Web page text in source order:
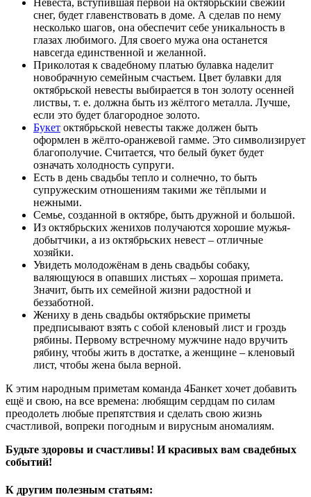
Невеста, вступившая первой на октябрьский свежий
снег, будет главенствовать в доме. А сделав по нему
несколько шагов, она обеспечит себе уникальность в
глазах любимого. Для своего мужа она останется
навсегда единственной и желанной.
Приколотая к свадебному платью булавка наделит
новобрачную семейным счастьем. Цвет булавки для
октябрьской невесты выбирается в тон золоту осенней
листвы, т. е. должна быть из жёлтого металла. Лучше,
если это будет благородное золото.
Букет октябрьской невесты также должен быть
оформлен в жёлто-оранжевой гамме. Это символизирует
благополучие. Считается, что белый букет будет
означать холодность супруги.
Есть в день свадьбы тепло и солнечно, то быть
супружеским отношениям такими же тёплыми и
нежными.
Семье, созданной в октябре, быть дружной и большой.
Из октябрьских женихов получаются хорошие мужья-
добытчики, а из октябрьских невест – отличные
хозяйки.
Увидеть молодожёнам в день свадьбы собаку,
валяющуюся в опавших листьях – хорошая примета.
Значит, быть их семейной жизни радостной и
беззаботной.
Жениху в день свадьбы октябрьские приметы
предписывают взять с собой кленовый лист и гроздь
рябины. Первому встречному мужчине надо вручить
рябину, чтобы жить в достатке, а женщине – кленовый
лист, чтобы жена была верной.
К этим народным приметам команда 4Банкет хочет добавить
ещё и свою, на все времена: любящим сердцам по силам
преодолеть любые препятствия и сделать свою жизнь
счастливой, вопреки погодным и вирусным аномалиям.
Будьте здоровы и счастливы! И красивых вам свадебных
событий!
К другим полезным статьям: